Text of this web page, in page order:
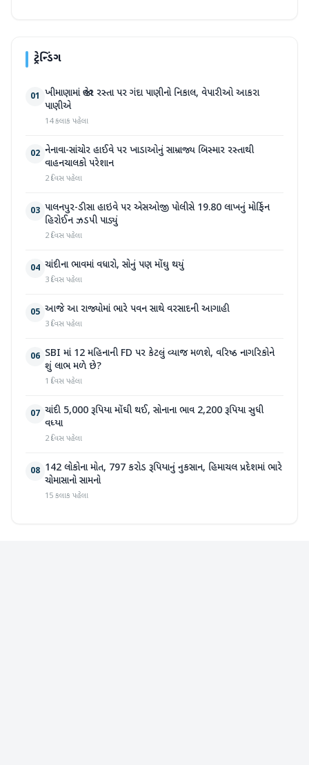
ટ્રેન્ડિંગ
01 ખીમાણામાં જાહેર રસ્તા પર ગંદા પાણીનો નિકાલ, વેપારીઓ આકરા
પાણીએ
14 કલાક પહેલા
02 નેનાવા-સાંચોર હાઈવે પર ખાડાઓનું સામ્રાજ્ય બિસ્માર રસ્તાથી
વાહનચાલકો પરેશાન
2 દિવસ પહેલા
03 પાલનપુર-ડીસા હાઇવે પર એસઓજી પોલીસે 19.80 લાખનું મોર્ફિન
હિરોઈન ઝડપી પાડ્યું
2 દિવસ પહેલા
04 ચાંદીના ભાવમાં વધારો, સોનું પણ મોંઘુ થયું
3 દિવસ પહેલા
05 આજે આ રાજ્યોમાં ભારે પવન સાથે વરસાદની આગાહી
3 દિવસ પહેલા
06 SBI માં 12 મહિનાની FD પર કેટલું વ્યાજ મળશે, વરિષ્ઠ નાગરિકોને
શું લાભ મળે છે?
1 દિવસ પહેલા
07 ચાંદી 5,000 રૂપિયા મોંઘી થઈ, સોનાના ભાવ 2,200 રૂપિયા સુધી
વધ્યા
2 દિવસ પહેલા
08 142 લોકોના મોત, 797 કરોડ રૂપિયાનું નુકસાન, હિમાચલ પ્રદેશમાં ભારે
ચોમાસાનો સામનો
15 કલાક પહેલા